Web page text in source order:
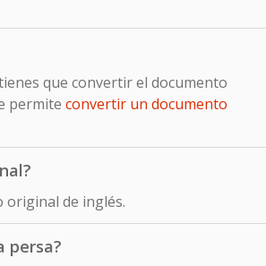
que convertir el documento
permite convertir un documento
original de inglés.
persa?